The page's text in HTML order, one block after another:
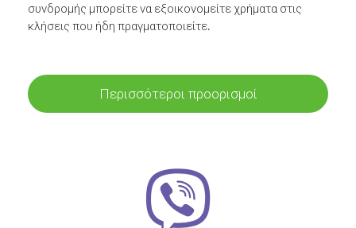
συνδρομής μπορείτε να εξοικονομείτε χρήματα στις
κλήσεις που ήδη πραγματοποιείτε.
Περισσότεροι προορισμοί